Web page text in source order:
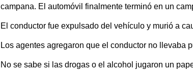
campana. El automóvil finalmente terminó en un
El conductor fue expulsado del vehículo y murió a
Los agentes agregaron que el conductor no llevaba
No se sabe si las drogas o el alcohol jugaron un